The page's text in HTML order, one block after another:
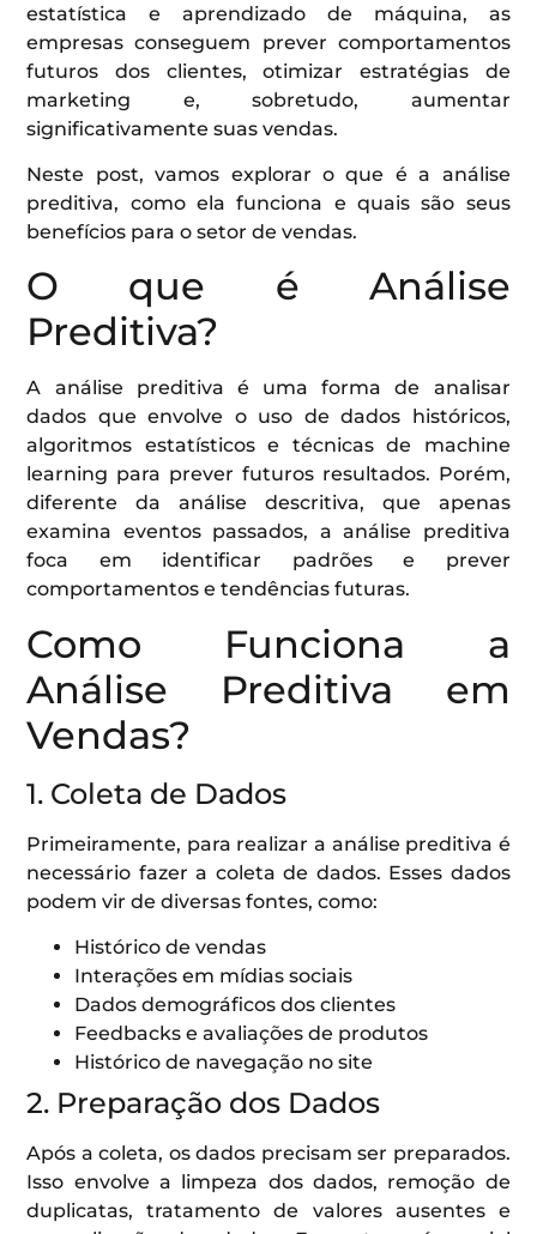
estatística e aprendizado de máquina, as
empresas conseguem prever comportamentos
futuros dos clientes, otimizar estratégias de
marketing e, sobretudo, aumentar
significativamente suas vendas.
Neste post, vamos explorar o que é a análise
preditiva, como ela funciona e quais são seus
benefícios para o setor de vendas.
O que é Análise
Preditiva?
A análise preditiva é uma forma de analisar
dados que envolve o uso de dados históricos,
algoritmos estatísticos e técnicas de machine
learning para prever futuros resultados. Porém,
diferente da análise descritiva, que apenas
examina eventos passados, a análise preditiva
foca em identificar padrões e prever
comportamentos e tendências futuras.
Como Funciona a
Análise Preditiva em
Vendas?
1. Coleta de Dados
Primeiramente, para realizar a análise preditiva é
necessário fazer a coleta de dados. Esses dados
podem vir de diversas fontes, como:
Histórico de vendas
Interações em mídias sociais
Dados demográficos dos clientes
Feedbacks e avaliações de produtos
Histórico de navegação no site
2. Preparação dos Dados
Após a coleta, os dados precisam ser preparados.
Isso envolve a limpeza dos dados, remoção de
duplicatas, tratamento de valores ausentes e